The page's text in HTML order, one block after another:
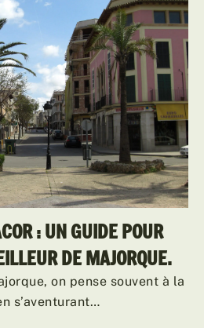
: UN GUIDE POUR
DE MAJORQUE.
on pense souvent à la
s’aventurant…